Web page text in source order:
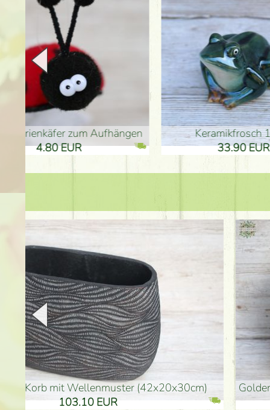
Keramikfrosch 12cm
33.90 EUR
goldenfarbene Vase (40x26cm)
94.30 EUR
hohe goldenfarbene